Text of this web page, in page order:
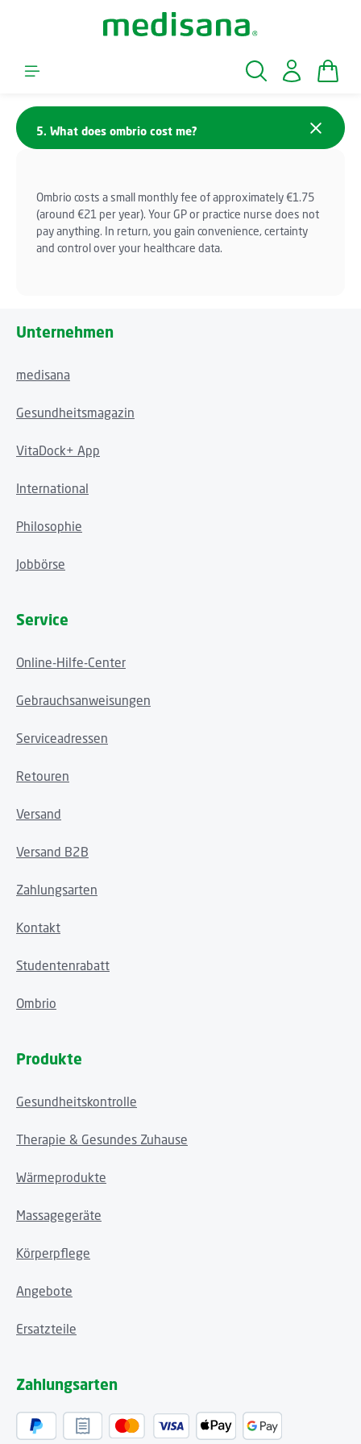
Zum Hauptinhalt springen
5. What does ombrio cost me?
Ombrio costs a small monthly fee of approximately €1.75
(around €21 per year). Your GP or practice nurse does not
pay anything. In return, you gain convenience, certainty
and control over your healthcare data.
Unternehmen
medisana
Gesundheitsmagazin
VitaDock+ App
International
Philosophie
Jobbörse
Service
Online-Hilfe-Center
Gebrauchsanweisungen
Serviceadressen
Retouren
Versand
Versand B2B
Zahlungsarten
Kontakt
Studentenrabatt
Ombrio
Produkte
Gesundheitskontrolle
Therapie & Gesundes Zuhause
Wärmeprodukte
Massagegeräte
Körperpflege
Angebote
Ersatzteile
Zahlungsarten